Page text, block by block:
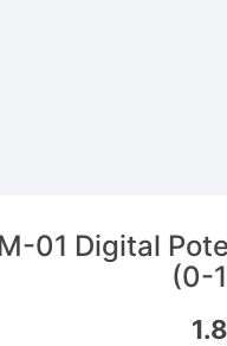
01 Digital
(0-